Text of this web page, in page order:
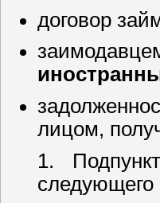
договор
лицом,
1.
следующего